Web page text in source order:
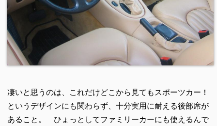
凄いと思うのは、これだけどこから見てもスポーツカー！
というデザインにも関わらず、十分実用に耐える後部席が
あること。 ひょっとしてファミリーカーにも使えるんで